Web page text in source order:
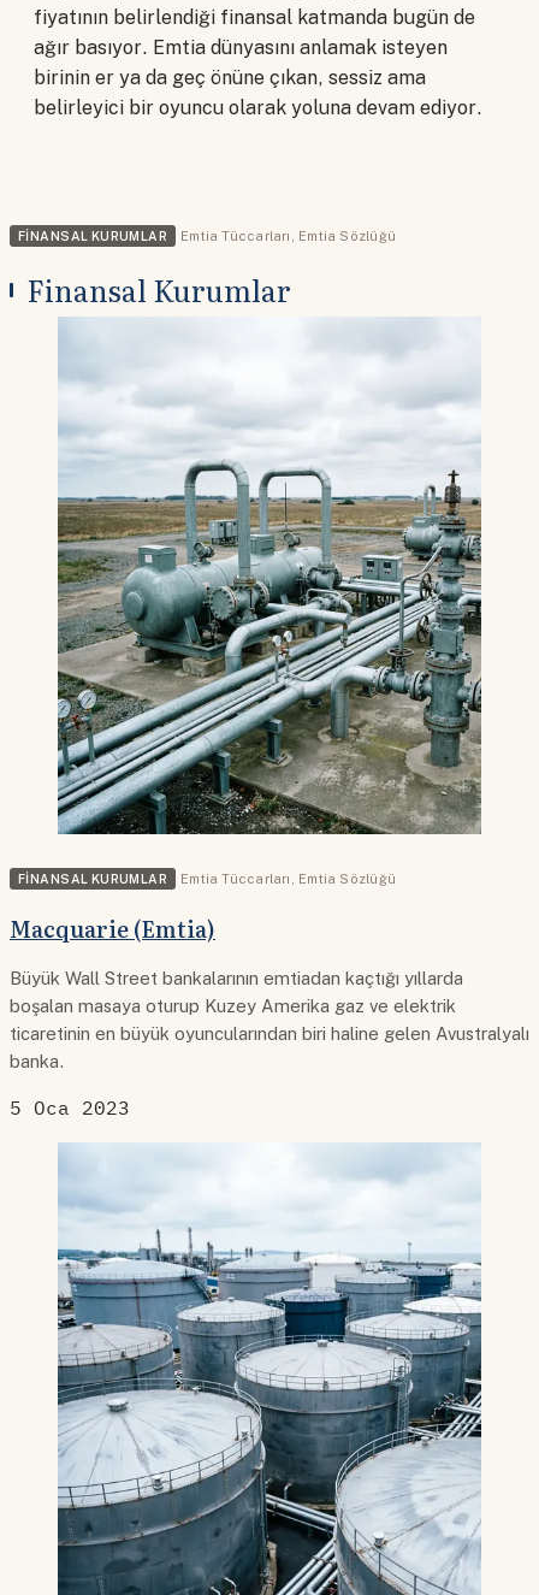
fiyatının belirlendiği finansal katmanda bugün de
ağır basıyor. Emtia dünyasını anlamak isteyen
birinin er ya da geç önüne çıkan, sessiz ama
belirleyici bir oyuncu olarak yoluna devam ediyor.
FINANSAL KURUMLAR Emtia Tüccarları , Emtia Sözlüğü
Finansal Kurumlar
FINANSAL KURUMLAR Emtia Tüccarları , Emtia Sözlüğü
Macquarie (Emtia)
Büyük Wall Street bankalarının emtiadan kaçtığı yıllarda
boşalan masaya oturup Kuzey Amerika gaz ve elektrik
ticaretinin en büyük oyuncularından biri haline gelen Avustralyalı
banka.
5 Oca 2023